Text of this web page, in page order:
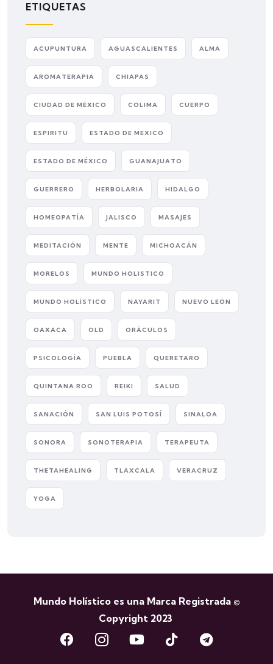
ETIQUETAS
ACUPUNTURA AGUASCALIENTES ALMA
AROMATERAPIA CHIAPAS
CIUDAD DE MÉXICO COLIMA CUERPO
ESPIRITU ESTADO DE MEXICO
ESTADO DE MÉXICO GUANAJUATO
GUERRERO HERBOLARIA HIDALGO
HOMEOPATÍA JALISCO MASAJES
MEDITACIÓN MENTE MICHOACÁN
MORELOS MUNDO HOLISTICO
MUNDO HOLÍSTICO NAYARIT NUEVO LEÓN
OAXACA OLD ORÁCULOS
PSICOLOGÍA PUEBLA QUERETARO
QUINTANA ROO REIKI SALUD
SANACIÓN SAN LUIS POTOSÍ SINALOA
SONORA SONOTERAPIA TERAPEUTA
THETAHEALING TLAXCALA VERACRUZ
YOGA
Mundo Holístico es una Marca Registrada ©
Copyright 2023